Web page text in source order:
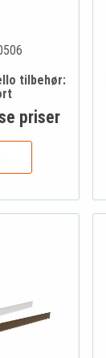
tilbehør:
priser